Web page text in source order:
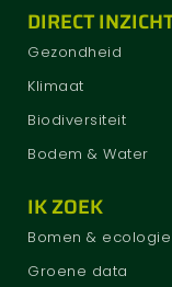
DIRECT
Gezondheid
Klimaat
Biodiversiteit
Bodem & Water
IK ZOEK
Bomen & ecologie
Groene data